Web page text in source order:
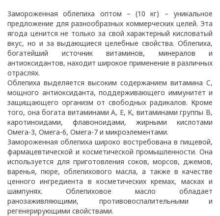
Замороженная облепиха оптом – (10 кг) – уникальное
предложение для разнообразных коммерческих целей. Эта
ягода ценится не только за свой характерный кисловатый
вкус, но и за выдающиеся целебные свойства. Облепиха,
богатейший источник витаминов, минералов и
антиоксидантов, находит широкое применение в различных
отраслях.
Облепиха выделяется высоким содержанием витамина C,
мощного антиоксиданта, поддерживающего иммунитет и
защищающего организм от свободных радикалов. Кроме
того, она богата витаминами A, E, K, витаминами группы B,
каротиноидами, флавоноидами, жирными кислотами
Омега-3, Омега-6, Омега-7 и микроэлементами.
Замороженная облепиха широко востребована в пищевой,
фармацевтической и косметической промышленности. Она
используется для приготовления соков, морсов, джемов,
варенья, пюре, облепихового масла, а также в качестве
ценного ингредиента в косметических кремах, масках и
шампунях. Облепиховое масло обладает
ранозаживляющими, противовоспалительными и
регенерирующими свойствами.